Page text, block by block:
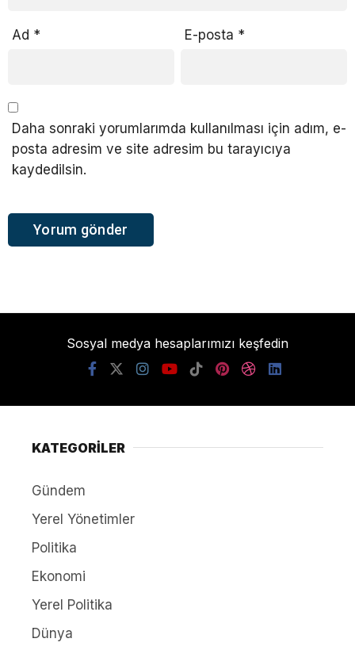
Ad * E-posta *
Daha sonraki yorumlarımda kullanılması için adım, e-
posta adresim ve site adresim bu tarayıcıya
kaydedilsin.
Sosyal medya hesaplarımızı keşfedin
KATEGORİLER
Gündem
Yerel Yönetimler
Politika
Ekonomi
Yerel Politika
Dünya